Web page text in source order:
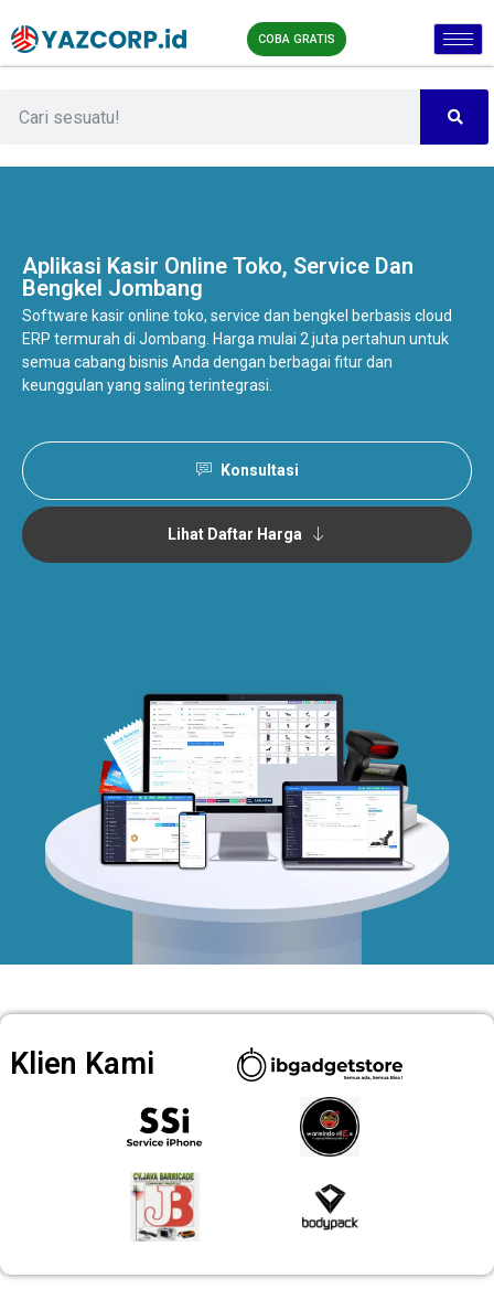
COBA GRATIS
Aplikasi Kasir Online Toko, Service Dan
Bengkel Jombang
Software kasir online toko, service dan bengkel berbasis cloud
ERP termurah di Jombang. Harga mulai 2 juta pertahun untuk
semua cabang bisnis Anda dengan berbagai fitur dan
keunggulan yang saling terintegrasi.
Konsultasi
Lihat Daftar Harga
Klien Kami